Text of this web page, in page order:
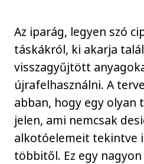
Az iparág, legyen szó
táskákról, ki akarja
visszagyűjtött
újrafelhasználni. A
abban, hogy egy olyan
jelen, ami nemcsak
alkotóelemeit tekintve
többitől. Ez egy